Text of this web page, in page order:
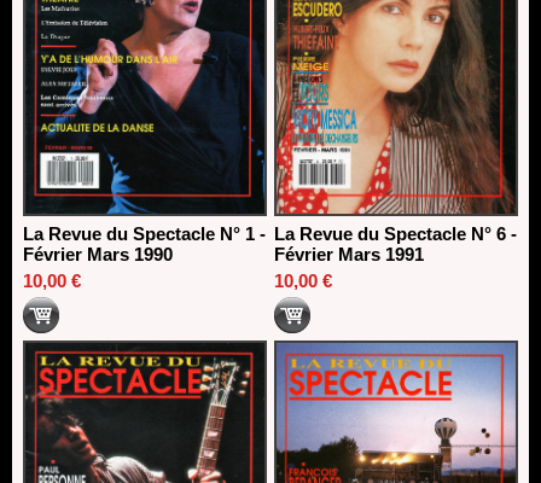
La Revue du Spectacle N° 1 -
Février Mars 1990
10,00 €
La Revue du Spectacle N° 6 -
Février Mars 1991
10,00 €